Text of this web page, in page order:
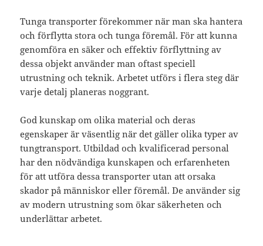
Tunga transporter förekommer när man ska hantera
och förflytta stora och tunga föremål. För att kunna
genomföra en säker och effektiv förflyttning av
dessa objekt använder man oftast speciell
utrustning och teknik. Arbetet utförs i flera steg där
varje detalj planeras noggrant.
God kunskap om olika material och deras
egenskaper är väsentlig när det gäller olika typer av
tungtransport. Utbildad och kvalificerad personal
har den nödvändiga kunskapen och erfarenheten
för att utföra dessa transporter utan att orsaka
skador på människor eller föremål. De använder sig
av modern utrustning som ökar säkerheten och
underlättar arbetet.